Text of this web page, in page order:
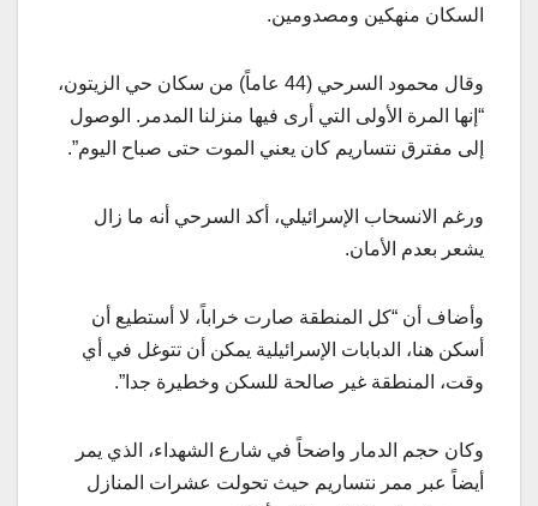
السكان منهكين ومصدومين.
وقال محمود السرحي (44 عاماً) من سكان حي الزيتون،
“إنها المرة الأولى التي أرى فيها منزلنا المدمر. الوصول
إلى مفترق نتساريم كان يعني الموت حتى صباح اليوم”.
ورغم الانسحاب الإسرائيلي، أكد السرحي أنه ما زال
يشعر بعدم الأمان.
وأضاف أن “كل المنطقة صارت خراباً، لا أستطيع أن
أسكن هنا، الدبابات الإسرائيلية يمكن أن تتوغل في أي
وقت، المنطقة غير صالحة للسكن وخطيرة جدا”.
وكان حجم الدمار واضحاً في شارع الشهداء، الذي يمر
أيضاً عبر ممر نتساريم حيث تحولت عشرات المنازل